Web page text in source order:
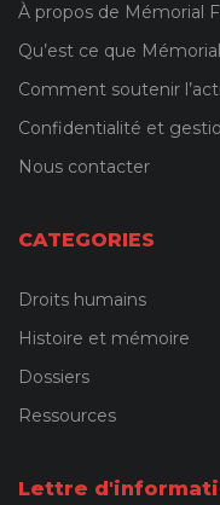
À propos de Mémorial
Qu’est ce que
Comment soutenir
Confidentialité et
Nous contacter
CATEGORIES
Droits humains
Histoire et mémoire
Dossiers
Ressources
Lettre